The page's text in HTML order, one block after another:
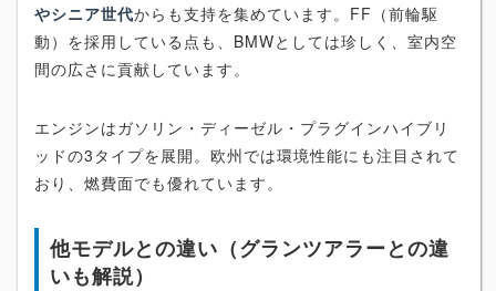
やシニア世代からも支持を集めています。FF（前輪駆
動）を採用している点も、BMWとしては珍しく、室内空
間の広さに貢献しています。
エンジンはガソリン・ディーゼル・プラグインハイブリ
ッドの3タイプを展開。欧州では環境性能にも注目されて
おり、燃費面でも優れています。
他モデルとの違い（グランツアラーとの違
いも解説）